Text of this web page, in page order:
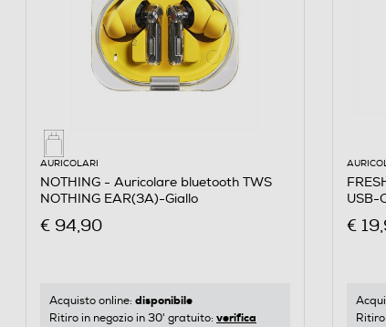
AURICOLARI
NOTHING - Auricolare bluetooth TWS
NOTHING EAR(3A)-Giallo
€ 94,90
Acquisto online: disponibile
Ritiro in negozio in 30' gratuito: verifica
USB-
€